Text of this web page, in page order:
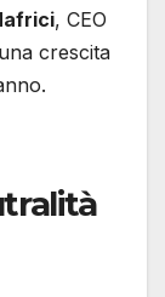
, CEO
crescita